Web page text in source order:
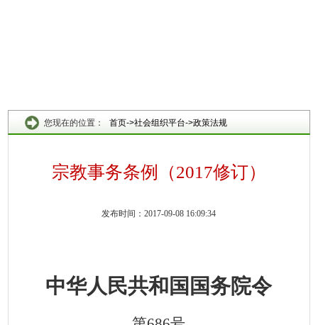
您现在的位置： 首页->社会组织平台->政策法规
宗教事务条例（2017修订）
发布时间：2017-09-08 16:09:34
中华人民共和国国务院令